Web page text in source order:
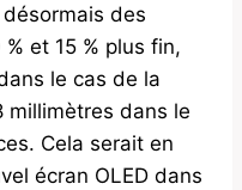
des
et 15 % plus fin,
le cas de la
millimètres dans le
Cela serait en
écran OLED dans